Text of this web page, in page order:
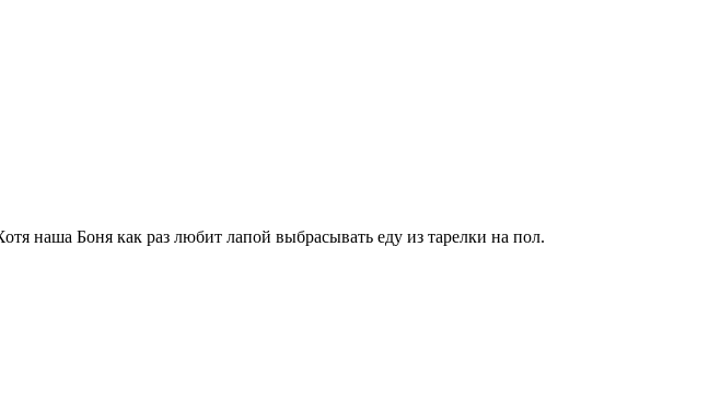
наша Боня как раз любит лапой выбрасывать еду из тарелки на пол.